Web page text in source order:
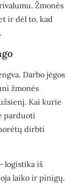
Žmonės
ir dėl to, kad
Darbo jėgos
žmonės
Kai kurie
parduoti
dirbti
logistika iš
laiko ir pinigų.